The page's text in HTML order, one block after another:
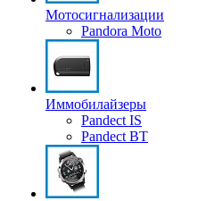
Мотосигнализации
Pandora Moto
Иммобилайзеры
Pandect IS
Pandect BT